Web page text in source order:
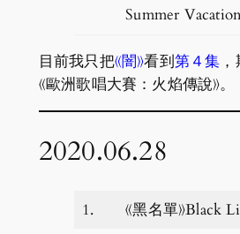
Summer
目前我只把《闇》看到第４集
《歐洲歌唱大賽：火焰傳說》。
2020.06.28
1. 《黑名單》Black